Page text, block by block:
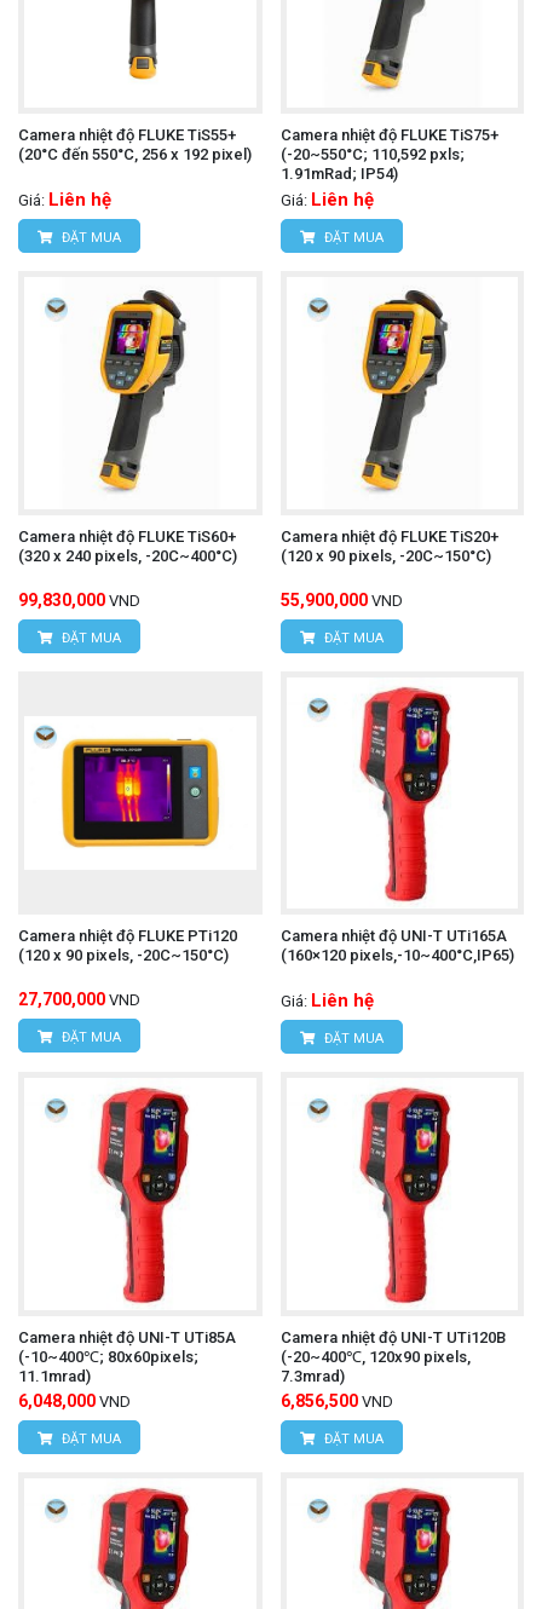
Camera nhiệt độ FLUKE TiS55+
(20°C đến 550°C, 256 x 192 pixel)
Giá: Liên hệ
ĐẶT MUA
Camera nhiệt độ FLUKE TiS75+
(-20~550°C; 110,592 pxls;
1.91mRad; IP54)
Giá: Liên hệ
ĐẶT MUA
Camera nhiệt độ FLUKE TiS60+
(320 x 240 pixels, -20C~400°C)
99,830,000 VND
ĐẶT MUA
Camera nhiệt độ FLUKE TiS20+
(120 x 90 pixels, -20C~150°C)
55,900,000 VND
ĐẶT MUA
Camera nhiệt độ FLUKE PTi120
(120 x 90 pixels, -20C~150°C)
27,700,000 VND
ĐẶT MUA
Camera nhiệt độ UNI-T UTi165A
(160×120 pixels,-10~400°C,IP65)
Giá: Liên hệ
ĐẶT MUA
Camera nhiệt độ UNI-T UTi85A
(-10~400℃; 80x60pixels;
11.1mrad)
6,048,000 VND
ĐẶT MUA
Camera nhiệt độ UNI-T UTi120B
(-20~400℃, 120x90 pixels,
7.3mrad)
6,856,500 VND
ĐẶT MUA